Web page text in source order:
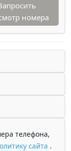
номера
телефона,
сайта .